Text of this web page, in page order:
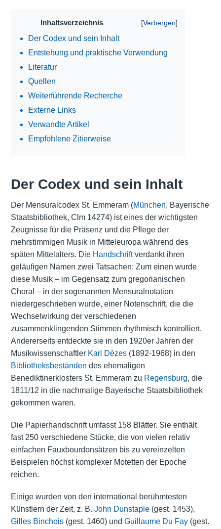
Inhaltsverzeichnis
Der Codex und sein Inhalt
Entstehung und praktische Verwendung
Literatur
Quellen
Weiterführende Recherche
Externe Links
Verwandte Artikel
Empfohlene Zitierweise
Der Codex und sein Inhalt
Der Mensuralcodex St. Emmeram (München, Bayerische
Staatsbibliothek, Clm 14274) ist eines der wichtigsten
Zeugnisse für die Präsenz und die Pflege der
mehrstimmigen Musik in Mitteleuropa während des
späten Mittelalters. Die Handschriftverdankt ihren
geläufigen Namen zwei Tatsachen: Zum einen wurde
diese Musik – im Gegensatz zum gregorianischen
Choral – in der sogenannten Mensuralnotation
niedergeschrieben wurde, einer Notenschrift, die die
Wechselwirkung der verschiedenen
zusammenklingenden Stimmen rhythmisch kontrolliert.
Andererseits entdeckte sie in den 1920er Jahren der
Musikwissenschaftler Karl Dèzes(1892-1968) in den
Bibliotheksbeständen des ehemaligen
Benediktinerklosters St. Emmeram zu Regensburg, die
1811/12 in die nachmalige Bayerische Staatsbibliothek
gekommen waren.
Die Papierhandschrift umfasst 158 Blätter. Sie enthält
fast 250 verschiedene Stücke, die von vielen relativ
einfachen Fauxbourdonsätzen bis zu vereinzelten
Beispielen höchst komplexer Motetten der Epoche
reichen.
Einige wurden von den international berühmtesten
Künstlern der Zeit, z. B. John Dunstaple(gest. 1453),
Gilles Binchois(gest. 1460) und Guillaume Du Fay(gest.